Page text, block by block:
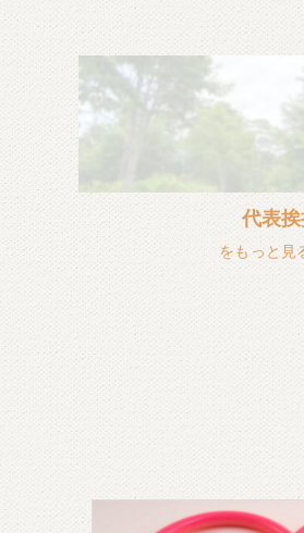
代表
をもっと